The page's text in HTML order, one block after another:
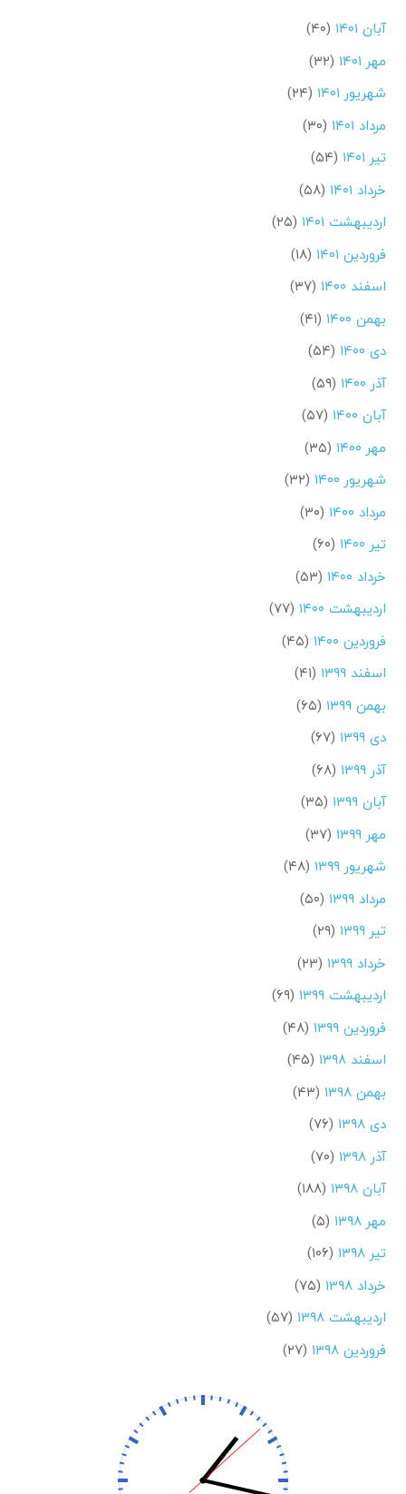
آبان ۱۴۰۱
(۴۰)
مهر ۱۴۰۱
(۳۲)
شهریور ۱۴۰۱
(۲۴)
مرداد ۱۴۰۱
(۳۰)
تیر ۱۴۰۱
(۵۴)
خرداد ۱۴۰۱
(۵۸)
اردیبهشت ۱۴۰۱
(۲۵)
فروردین ۱۴۰۱
(۱۸)
اسفند ۱۴۰۰
(۳۷)
بهمن ۱۴۰۰
(۴۱)
دی ۱۴۰۰
(۵۴)
آذر ۱۴۰۰
(۵۹)
آبان ۱۴۰۰
(۵۷)
مهر ۱۴۰۰
(۳۵)
شهریور ۱۴۰۰
(۳۲)
مرداد ۱۴۰۰
(۳۰)
تیر ۱۴۰۰
(۶۰)
خرداد ۱۴۰۰
(۵۳)
اردیبهشت ۱۴۰۰
(۷۷)
فروردین ۱۴۰۰
(۴۵)
اسفند ۱۳۹۹
(۴۱)
بهمن ۱۳۹۹
(۶۵)
دی ۱۳۹۹
(۶۷)
آذر ۱۳۹۹
(۶۸)
آبان ۱۳۹۹
(۳۵)
مهر ۱۳۹۹
(۳۷)
شهریور ۱۳۹۹
(۴۸)
مرداد ۱۳۹۹
(۵۰)
تیر ۱۳۹۹
(۲۹)
خرداد ۱۳۹۹
(۲۳)
اردیبهشت ۱۳۹۹
(۶۹)
فروردین ۱۳۹۹
(۴۸)
اسفند ۱۳۹۸
(۴۵)
بهمن ۱۳۹۸
(۴۳)
دی ۱۳۹۸
(۷۶)
آذر ۱۳۹۸
(۷۰)
آبان ۱۳۹۸
(۱۸۸)
مهر ۱۳۹۸
(۵)
تیر ۱۳۹۸
(۱۰۶)
خرداد ۱۳۹۸
(۷۵)
اردیبهشت ۱۳۹۸
(۵۷)
فروردین ۱۳۹۸
(۲۷)